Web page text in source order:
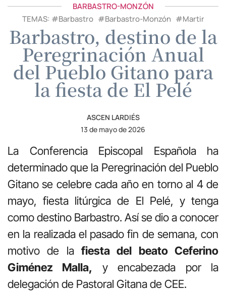
BARBASTRO-MONZÓN
TEMAS: #Barbastro#Barbastro-Monzón #Martir
Barbastro, destino de la
Peregrinación Anual
del Pueblo Gitano para
la fiesta de El Pelé
ASCEN LARDIÉS
13 de mayo de 2026
La Conferencia Episcopal Española ha
determinado que la Peregrinación del Pueblo
Gitano se celebre cada año en torno al 4 de
mayo, fiesta litúrgica de El Pelé, y tenga
como destino Barbastro. Así se dio a conocer
en la realizada el pasado fin de semana, con
motivo de la fiesta del beato Ceferino
Giménez Malla, y encabezada por la
delegación de Pastoral Gitana de CEE.